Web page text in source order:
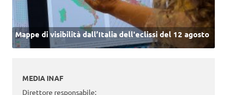
Mappe di visibilità dall’Italia dell'eclissi del 12 agosto
MEDIA INAF
Direttore responsabile: